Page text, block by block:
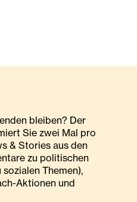
bleiben? Der
Sie zwei Mal pro
& Stories aus den
zu politischen
Themen),
Aktionen und